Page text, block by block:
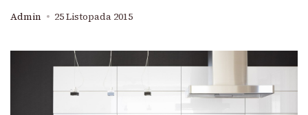
Admin 25 Listopada 2015